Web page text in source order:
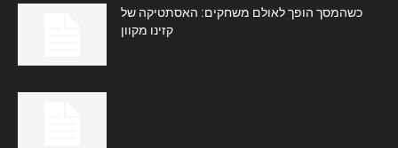
כשהמסך הופך לאולם משחקים: האסתטיקה של
קזינו מקוון